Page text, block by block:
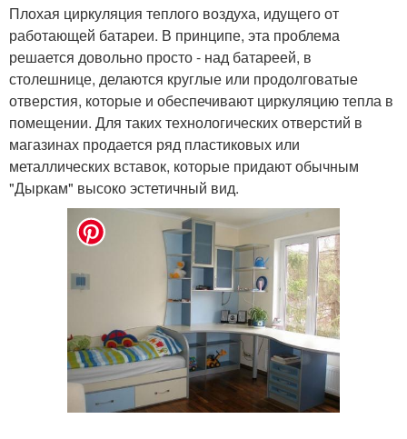
Плохая циркуляция теплого воздуха, идущего от
работающей батареи. В принципе, эта проблема
решается довольно просто - над батареей, в
столешнице, делаются круглые или продолговатые
отверстия, которые и обеспечивают циркуляцию тепла в
помещении. Для таких технологических отверстий в
магазинах продается ряд пластиковых или
металлических вставок, которые придают обычным
"Дыркам" высоко эстетичный вид.